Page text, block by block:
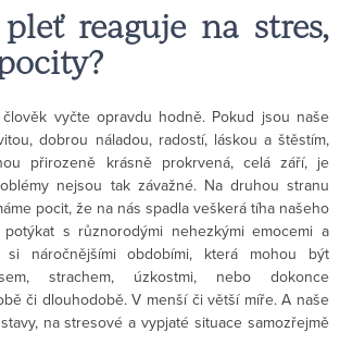
pleť reaguje na stres,
vyčte opravdu hodně. Pokud jsou naše
dobrou náladou, radostí, láskou a štěstím,
přirozeně krásně prokrvená, celá září, je
nejsou tak závažné. Na druhou stranu
pocit, že na nás spadla veškerá tíha našeho
s různorodými nehezkými emocemi a
si náročnějšími obdobími, která mohou být
strachem, úzkostmi, nebo dokonce
či dlouhodobě. V menší či větší míře. A naše
na stresové a vypjaté situace samozřejmě